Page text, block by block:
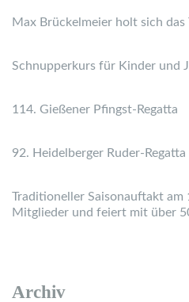
Max Brückelmeier holt sich
Schnupperkurs für Kinder und
114. Gießener Pfingst-Regatta
92. Heidelberger Ruder-Regatta
Traditioneller Saisonauftakt am
Mitglieder und feiert mit über
Archiv